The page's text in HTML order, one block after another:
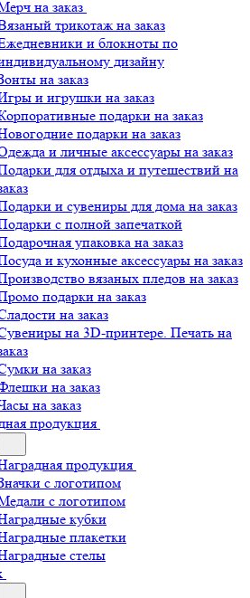
на заказ
трикотаж на заказ
и блокноты по
дизайну
на заказ
и игрушки на заказ
подарки на заказ
подарки на заказ
и личные аксессуары на заказ
для отдыха и путешествий на
и сувениры для дома на заказ
с полной запечаткой
упаковка на заказ
и кухонные аксессуары на заказ
вязаных пледов на заказ
подарки на заказ
на заказ
на 3D-принтере. Печать на
на заказ
на заказ
на заказ
продукция
продукция
с логотипом
с логотипом
кубки
плакетки
стелы